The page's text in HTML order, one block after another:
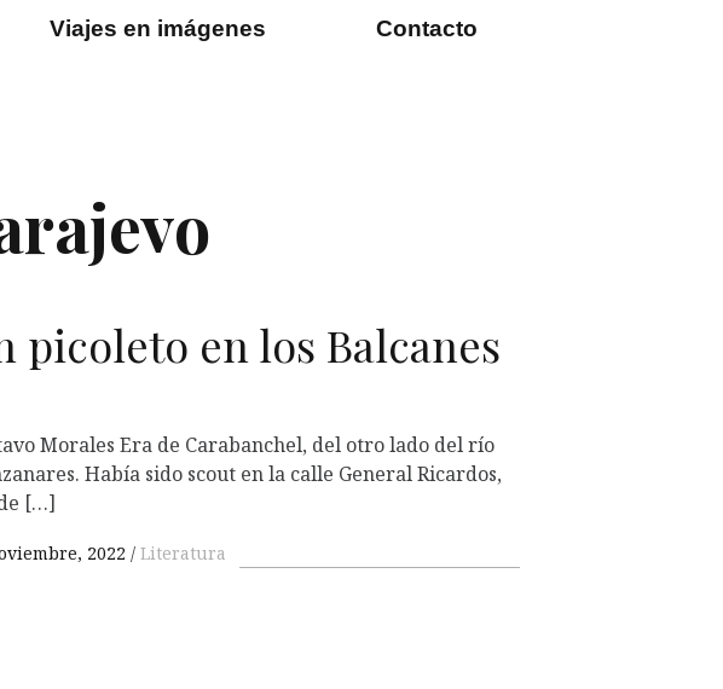
Viajes en imágenes Contacto
picoleto en los Balcanes
L
Morales Era de Carabanchel, del otro lado del río
Había sido scout en la calle General Ricardos,
[…]
2022 Literatura